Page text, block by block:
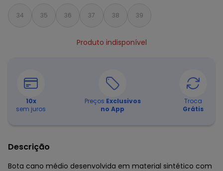
34 35 36 37 38 39
Produto indisponível
10x
sem juros
Preços Exclusivos
no App
Troca
Grátis
Descrição
Bota cano médio desenvolvida em material sintético com